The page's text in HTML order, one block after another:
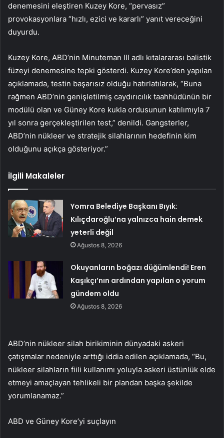
denemesini eleştiren Kuzey Kore, “pervasız”
provokasyonlara “hızlı, ezici ve kararlı” yanıt vereceğini
duyurdu.
Kuzey Kore, ABD’nin Minuteman III adlı kıtalararası balistik
füzeyi denemesine tepki gösterdi. Kuzey Kore’den yapılan
açıklamada, testin başarısız olduğu hatırlatılarak, “Buna
rağmen ABD’nin genişletilmiş caydırıcılık taahhüdünün bir
modülü olan ve Güney Kore kukla ordusunun katılımıyla 7
yıl sonra gerçekleştirilen test,” denildi. Gangsterler,
ABD’nin nükleer ve stratejik silahlarının hedefinin kim
olduğunu açıkça gösteriyor.”
İlgili Makaleler
Yomra Belediye Başkanı Bıyık:
Kılıçdaroğlu’na yalnızca hain demek
yeterli değil
Ağustos 8, 2026
Okuyanların boğazı düğümlendi! Eren
Kaşıkçı’nın ardından yapılan o yorum
gündem oldu
Ağustos 8, 2026
ABD’nin nükleer silah birikiminin dünyadaki askeri
çatışmalar nedeniyle arttığı iddia edilen açıklamada, “Bu,
nükleer silahların fiili kullanımı yoluyla askeri üstünlük elde
etmeyi amaçlayan tehlikeli bir plandan başka şekilde
yorumlanamaz.”
ABD ve Güney Kore’yi suçlayın